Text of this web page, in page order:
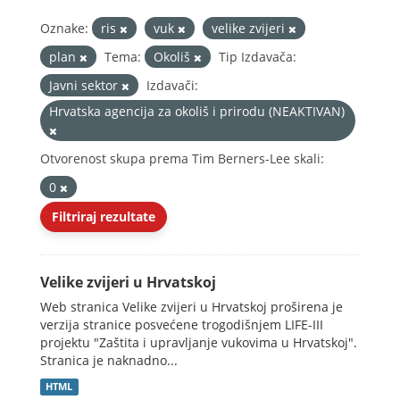
Oznake: ris vuk
velike zvijeri
plan
Tema: Okoliš
Tip Izdavača:
Javni sektor
Izdavači:
Hrvatska agencija za okoliš i prirodu (NEAKTIVAN)
Otvorenost skupa prema Tim Berners-Lee skali:
0
Filtriraj rezultate
Velike zvijeri u Hrvatskoj
Web stranica Velike zvijeri u Hrvatskoj proširena je
verzija stranice posvećene trogodišnjem LIFE-III
projektu "Zaštita i upravljanje vukovima u Hrvatskoj".
Stranica je naknadno...
HTML